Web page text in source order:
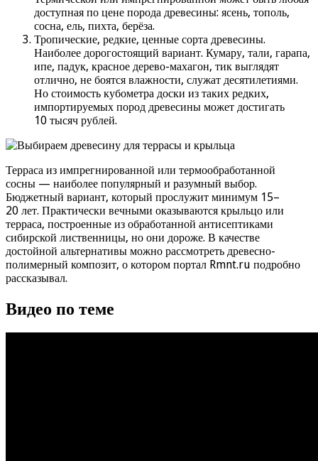
доступная по цене порода древесины: ясень, тополь,
сосна, ель, пихта, берёза.
Тропические, редкие, ценные сорта древесины.
Наиболее дорогостоящий вариант. Кумару, тали, гарапа,
ипе, падук, красное дерево-махагон, тик выглядят
отлично, не боятся влажности, служат десятилетиями.
Но стоимость кубометра доски из таких редких,
импортируемых пород древесины может достигать
10 тысяч рублей.
Терраса из импрегнированной или термообработанной
сосны — наиболее популярный и разумный выбор.
Бюджетный вариант, который прослужит минимум 15–
20 лет. Практически вечными оказываются крыльцо или
терраса, построенные из обработанной антисептиками
сибирской лиственницы, но они дороже. В качестве
достойной альтернативы можно рассмотреть древесно-
полимерный композит, о котором портал Rmnt.ru подробно
рассказывал.
Видео по теме